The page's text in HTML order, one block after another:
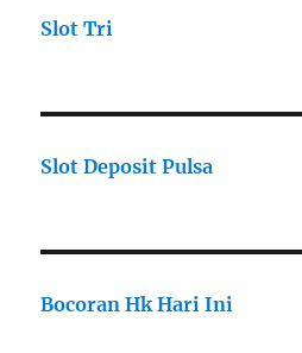
Slot Tri
Slot Deposit Pulsa
Bocoran Hk Hari Ini